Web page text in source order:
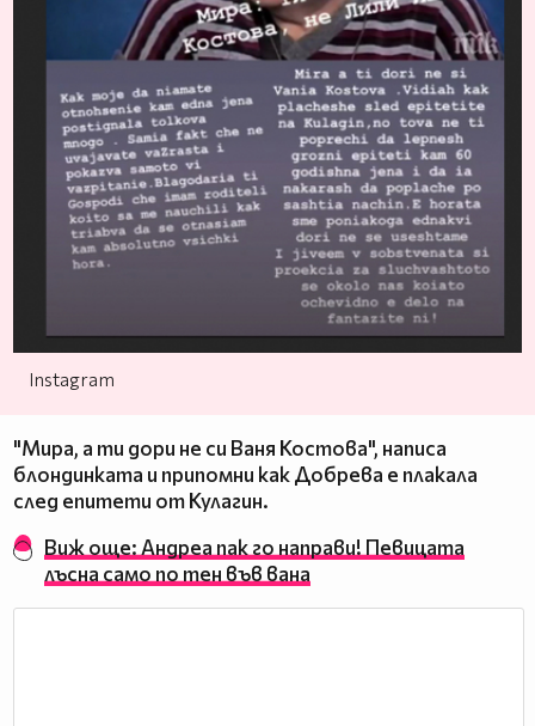
Instagram
"Мира, а ти дори не си Ваня Костова", написа
блондинката и припомни как Добрева е плакала
след епитети от Кулагин.
Виж още: Андреа пак го направи! Певицата
лъсна само по тен във вана